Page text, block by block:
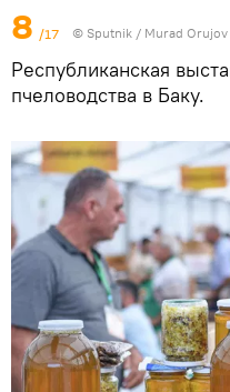
8 /17 © Sputnik / Murad Orujov
Республиканская
пчеловодства в Баку.